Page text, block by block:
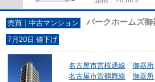
売買｜中古マンション パークホームズ
7月20日 値下げ
名古屋市営桜通線 「 御器所
名古屋市営鶴舞線 「 御器所